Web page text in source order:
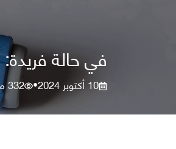
في حالة
10 أكتوبر 2024 •
332